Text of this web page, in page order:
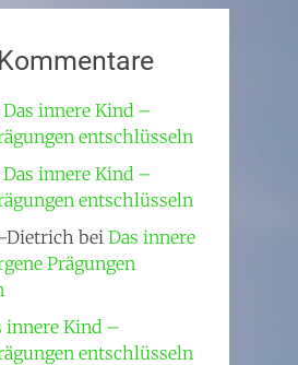
Das innere Kind –
entschlüsseln
Das innere Kind –
entschlüsseln
Dietrich bei Das innere
Prägungen
innere Kind –
entschlüsseln